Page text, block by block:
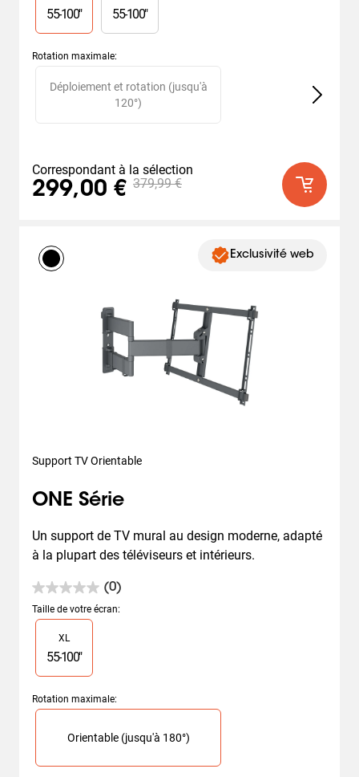
avis
55-100" 55-100"
Rotation maximale:
Slide 1 of 2
Déploiement et rotation (jusqu'à
120°)
Correspondant à la sélection
299,00 € 379,99 €
Exclusivité web
Support TV Orientable
ONE Série
Un support de TV mural au design moderne, adapté
à la plupart des téléviseurs et intérieurs.
(0)
0.0
sur
5
étoiles.
Taille de votre écran:
Slide 1 of 1
XL
55-100"
Rotation maximale:
Slide 1 of 1
Orientable (jusqu'à 180°)